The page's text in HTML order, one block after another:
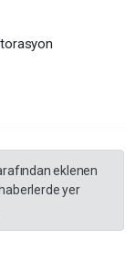
eklenen
yer